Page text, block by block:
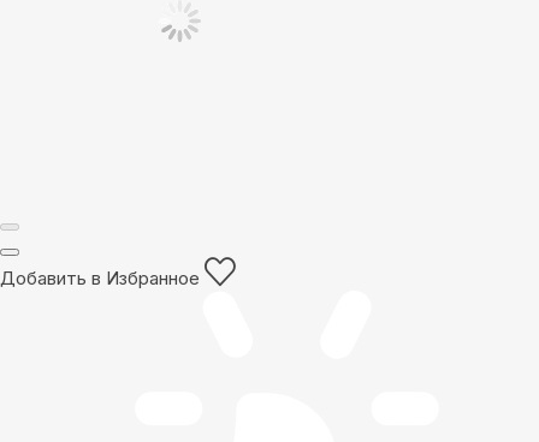
Добавить в Избранное